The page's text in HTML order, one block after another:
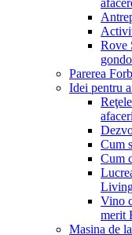
Rove
Parerea
Idei pentru
Cum
Cum
Vino
merit
Masina de